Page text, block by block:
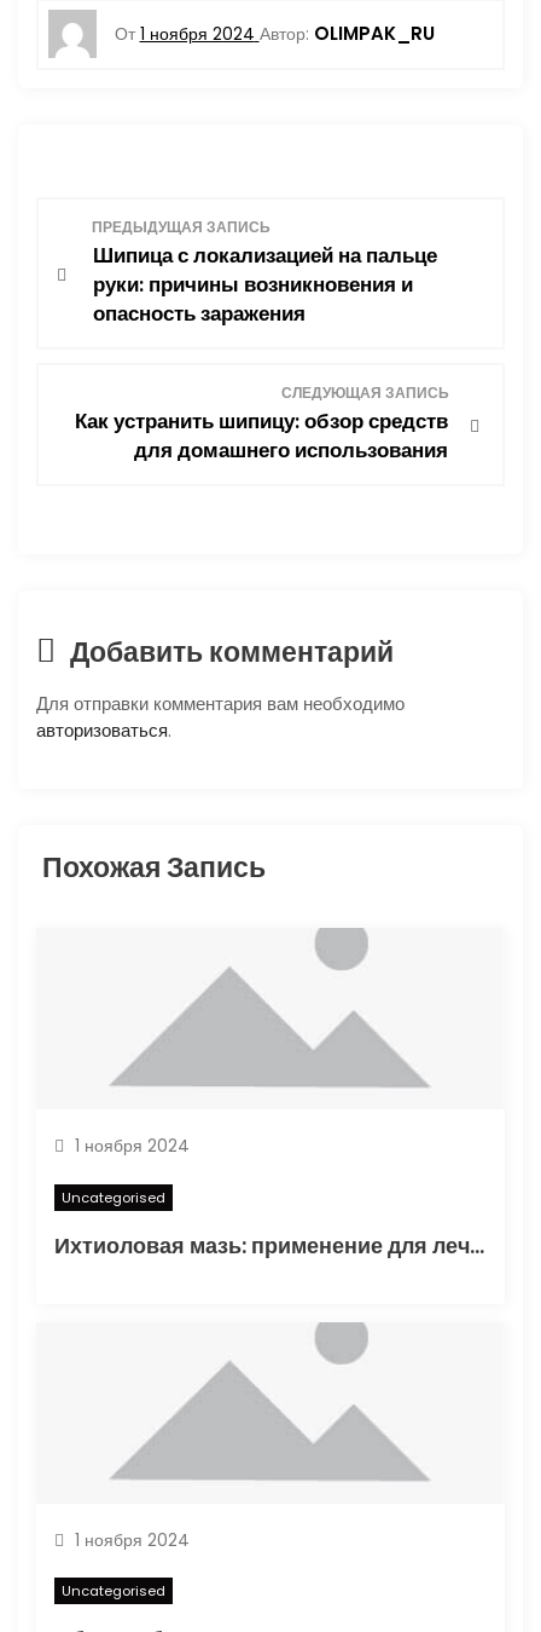
От 1 ноября 2024 Автор: OLIMPAK_RU
я
п
а
м
ПРЕДЫДУЩАЯ ЗАПИСЬ
Шипица с локализацией на пальце
руки: причины возникновения и
опасность заражения
СЛЕДУЮЩАЯ ЗАПИСЬ
Как устранить шипицу: обзор средств
для домашнего использования
Добавить комментарий
Для отправки комментария вам необходимо
авторизоваться.
Похожая Запись
1 ноября 2024
Uncategorised
Ихтиоловая мазь: применение для лечения фурункулов
1 ноября 2024
Uncategorised